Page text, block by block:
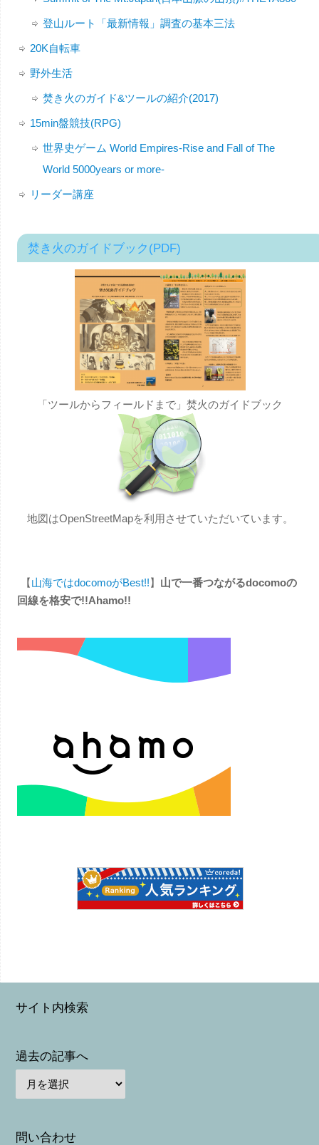
登山ルート「最新情報」調査の基本三法
20K自転車
野外生活
焚き火のガイド&ツールの紹介(2017)
15min盤競技(RPG)
世界史ゲーム World Empires-Rise and Fall of The
World 5000years or more-
リーダー講座
焚き火のガイドブック(PDF)
「ツールからフィールドまで」焚火のガイドブック
地図はOpenStreetMapを利用させていただいています。
【山海ではdocomoがBest!!】 山で一番つながるdocomoの
回線を格安で!!Ahamo!!
サイト内検索
過去の記事へ
問い合わせ